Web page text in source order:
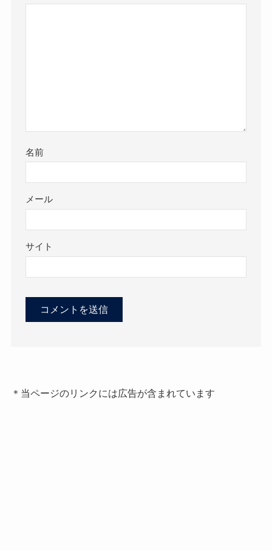
名前
メール
サイト
＊当ページのリンクには広告が含まれています